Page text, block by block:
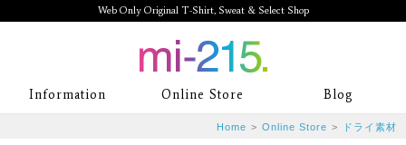
Web Only Original T-Shirt, Sweat & Select Shop
mi-215. Web Only Original T-Shirt,
Sweat & Select Shop mi-215. Tシャ
Information Online Store Blog
Home > Online Store > ドライ素材